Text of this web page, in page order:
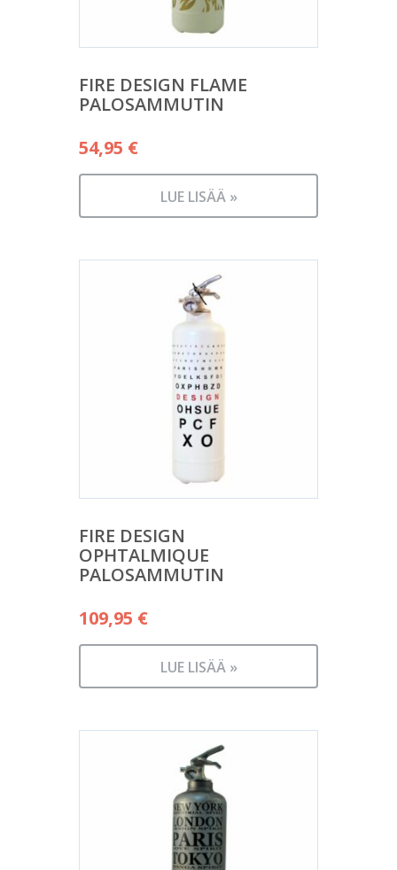
FIRE DESIGN FLAME
PALOSAMMUTIN
54,95 €
LUE LISÄÄ »
FIRE DESIGN
OPHTALMIQUE
PALOSAMMUTIN
109,95 €
LUE LISÄÄ »